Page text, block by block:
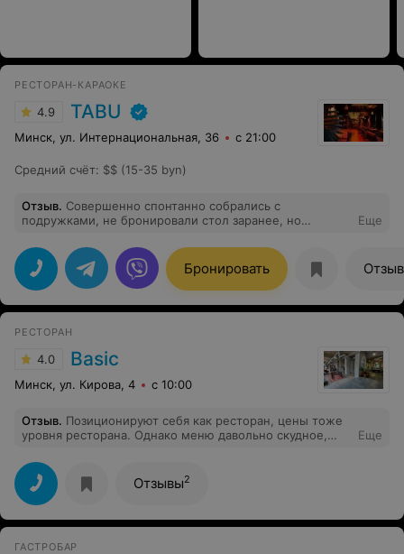
РЕСТОРАН-КАРАОКЕ
4.9 TABU
Минск, ул. Интернациональная, 36 с 21:00
Средний счёт: $$ (15-35 byn)
Отзыв. Совершенно спонтанно собрались с
подружками, не бронировали стол заранее, но
свободный стол, приятно) Вежливый и харизматичный
официант Алексей быстро сориентировал по меню
(глаза разбегались от выбора) и помог выбрать
идеальный коктейль каждой привередливой даме))
Всё принесли давольно быстро, порции большие и
Приятные весёлые девушки вокалистки. Вечер прошёл
идеально! Из минусов только похмелье (
Еще
Бронировать
РЕСТОРАН
4.0 Basic
Минск, ул. Кирова, 4 с 10:00
Отзыв. Позиционируют себя как ресторан, цены тоже
уровня ресторана. Однако меню давольно скудное,
Не очень удобные барные табуреты, нет обычных
столов и стульев. Официант ведут себя шумно,
эксцентрично и вызывающе. Разве такое бывает в
ресторане?
Еще
Отзывы2
ГАСТРОБАР